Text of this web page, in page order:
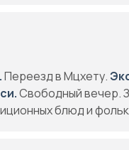
Переезд в Мцхету.
Свободный вечер.
блюд и